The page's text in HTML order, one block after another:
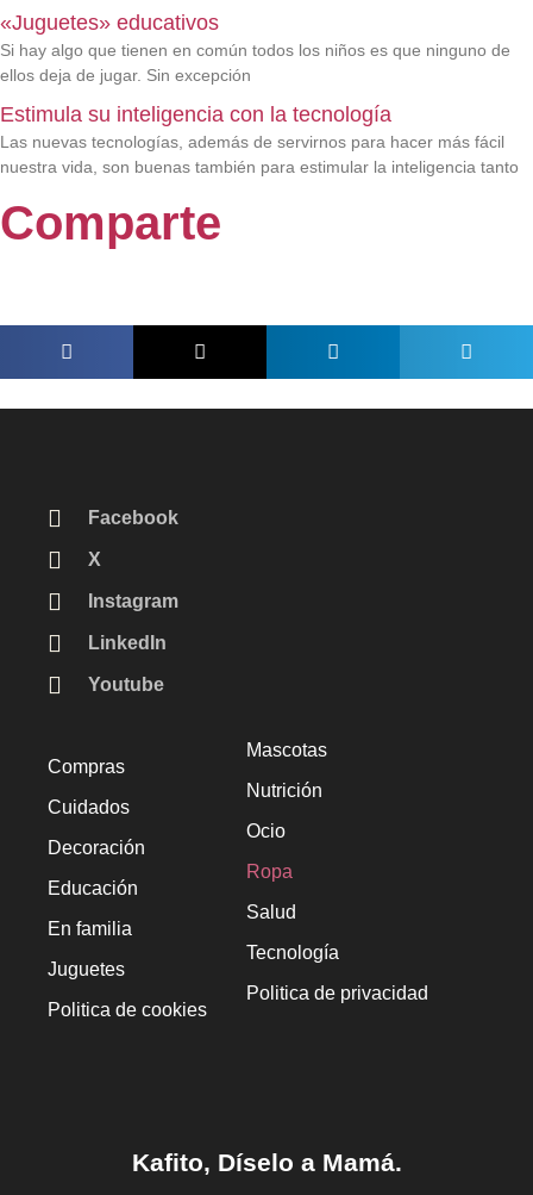
«Juguetes» educativos
Si hay algo que tienen en común todos los niños es que ninguno de
ellos deja de jugar. Sin excepción
Estimula su inteligencia con la tecnología
Las nuevas tecnologías, además de servirnos para hacer más fácil
nuestra vida, son buenas también para estimular la inteligencia tanto
Comparte
Facebook
X
Instagram
LinkedIn
Youtube
Compras
Cuidados
Decoración
Educación
En familia
Juguetes
Politica de cookies
Mascotas
Nutrición
Ocio
Ropa
Salud
Tecnología
Politica de privacidad
Kafito, Díselo a Mamá.